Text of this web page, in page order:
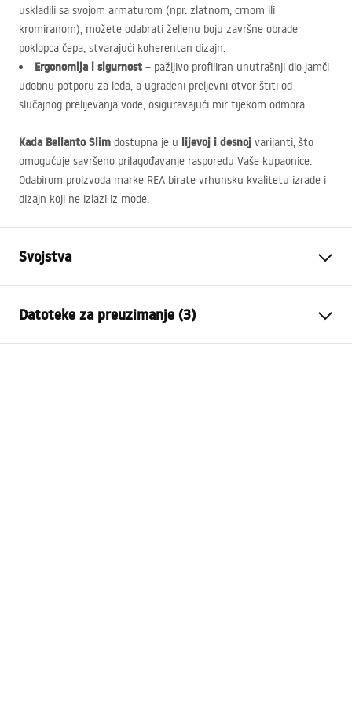
uskladili sa svojom armaturom (npr. zlatnom, crnom ili
kromiranom), možete odabrati željenu boju završne obrade
poklopca čepa, stvarajući koherentan dizajn.
Ergonomija i sigurnost – pažljivo profiliran unutrašnji dio jamči
udobnu potporu za leđa, a ugrađeni preljevni otvor štiti od
slučajnog prelijevanja vode, osiguravajući mir tijekom odmora.
Kada Bellanto Slim dostupna je u lijevoj i desnoj varijanti, što
omogućuje savršeno prilagođavanje rasporedu Vaše kupaonice.
Odabirom proizvoda marke REA birate vrhunsku kvalitetu izrade i
dizajn koji ne izlazi iz mode.
Svojstva
Boja
Bijela
Materijal
Akril
Datoteke za preuzimanje (3)